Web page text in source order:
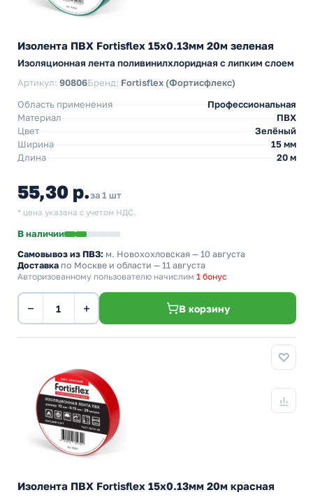
Изолента ПВХ Fortisflex 15x0.13мм 20м зеленая
Изоляционная лента поливинилхлоридная с липким слоем
Артикул: 90806Бренд: Fortisflex (Фортисфлекс)
Область применения
Профессиональная
Материал
ПВХ
Цвет
Зелёный
Ширина
15 мм
Длина
20 м
55,30 р.за 1 шт
* цена указана с учетом НДС.
В наличии
Самовывоз из ПВЗ: м. Новохохловская — 10 августа
Доставка по Москве и области — 11 августа
Авторизованному пользователю начислим 1 бонус
− + В корзину
Изолента ПВХ Fortisflex 15x0.13мм 20м красная